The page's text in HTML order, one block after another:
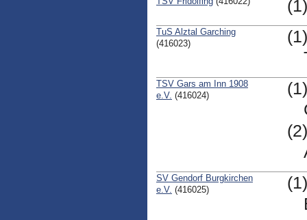
TuS Alztal Garching
(416023)
TSV Gars am Inn 1908
e.V. (416024)
SV Gendorf Burgkirchen
e.V. (416025)